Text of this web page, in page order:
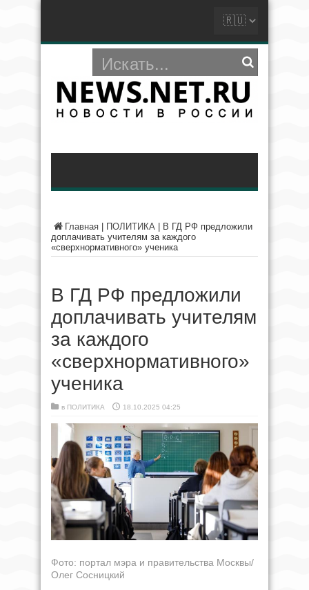
Главная ПОЛИТИКА
В ГД РФ предложили
доплачивать учителям за каждого
«сверхнормативного» ученика
В ГД РФ предложили
доплачивать учителям
за каждого
«сверхнормативного»
ученика
в ПОЛИТИКА 18.10.2025 04:25
Фото: портал мэра и правительства Москвы/
Олег Сосницкий